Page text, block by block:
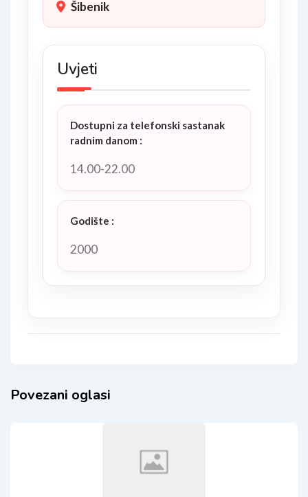
Šibenik
Uvjeti
Dostupni za telefonski sastanak
radnim danom :
14.00-22.00
Godište :
2000
Povezani oglasi